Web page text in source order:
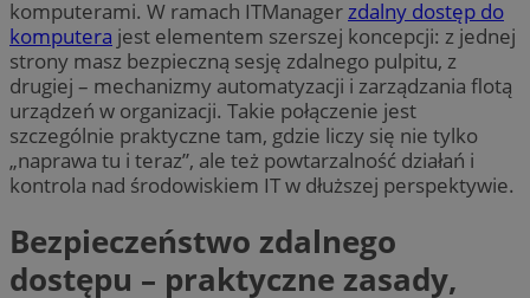
komputerami. W ramach ITManagerzdalny dostęp do
komputera jest elementem szerszej koncepcji: z jednej
strony masz bezpieczną sesję zdalnego pulpitu, z
drugiej – mechanizmy automatyzacji i zarządzania flotą
urządzeń w organizacji. Takie połączenie jest
szczególnie praktyczne tam, gdzie liczy się nie tylko
„naprawa tu i teraz”, ale też powtarzalność działań i
kontrola nad środowiskiem IT w dłuższej perspektywie.
Bezpieczeństwo zdalnego
dostępu – praktyczne zasady,